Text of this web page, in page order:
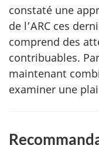
constaté une
de l’ARC ces
comprend des
contribuables.
maintenant
examiner une